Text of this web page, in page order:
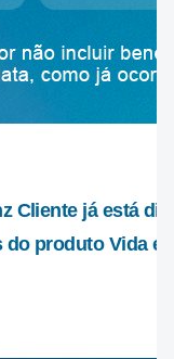
Cliente já está
do produto Vida e